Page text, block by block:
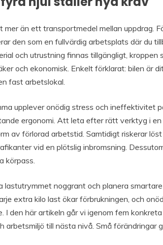
mer än ett transportmedel mellan uppdrag.
den som en fullvärdig arbetsplats där du
och utrustning finnas tillgängligt, kroppen
och ekonomisk. Enkelt förklarat: bilen är
fast arbetslokal.
upplever onödig stress och ineffektivitet
ergonomi. Att leta efter rätt verktyg i
av förlorad arbetstid. Samtidigt riskerar
vid en plötslig inbromsning.
körpass.
lastutrymmet noggrant och planera
extra kilo last ökar förbrukningen, och
I den här artikeln går vi igenom fem
arbetsmiljö till nästa nivå. Små förändringar